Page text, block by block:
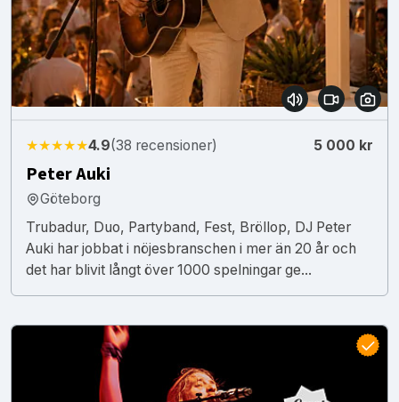
★★★★★4.9(38 recensioner) 5 000 kr
Peter Auki
Göteborg
Trubadur, Duo, Partyband, Fest, Bröllop, DJ Peter
Auki har jobbat i nöjesbranschen i mer än 20 år och
det har blivit långt över 1000 spelningar ge...